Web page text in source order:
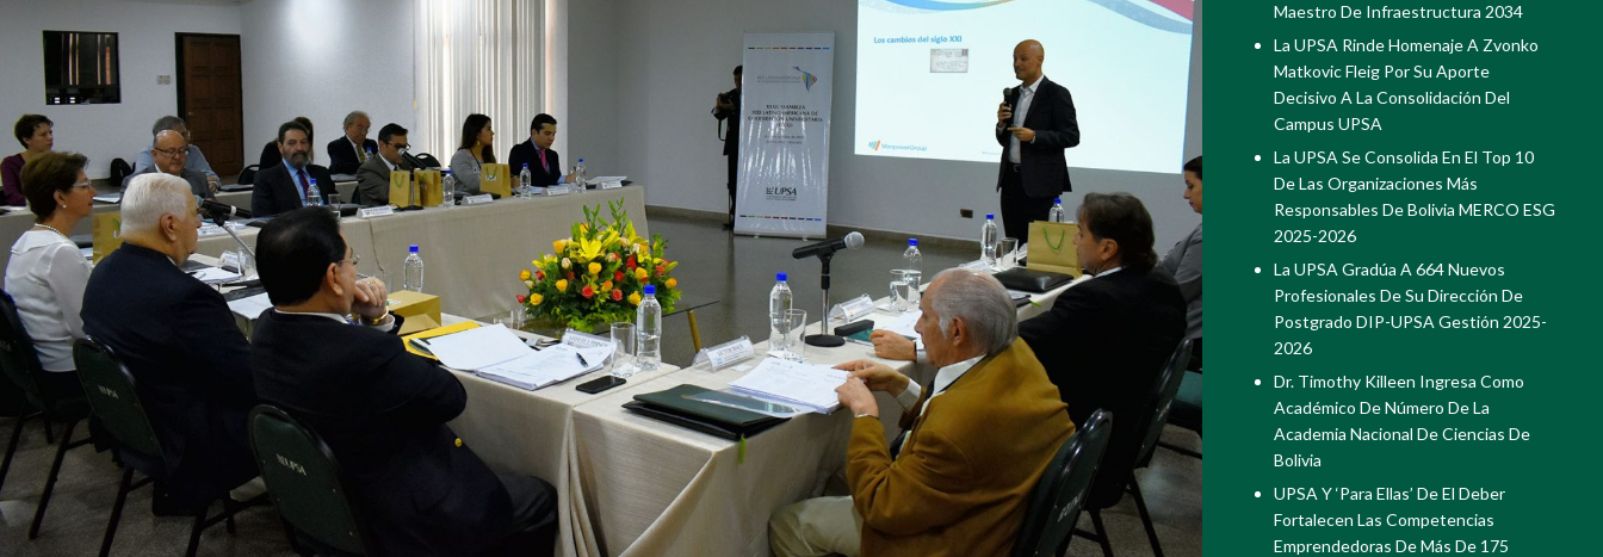
Maestro De Infraestructura 2034
La UPSA Rinde Homenaje A Zvonko
Matkovic Fleig Por Su Aporte
Decisivo A La Consolidación Del
Campus UPSA
La UPSA Se Consolida En El Top 10
De Las Organizaciones Más
Responsables De Bolivia MERCO ESG
2025-2026
La UPSA Gradúa A 664 Nuevos
Profesionales De Su Dirección De
Postgrado DIP-UPSA Gestión 2025-
2026
Dr. Timothy Killeen Ingresa Como
Académico De Número De La
Academia Nacional De Ciencias De
Bolivia
UPSA Y ‘Para Ellas’ De El Deber
Fortalecen Las Competencias
Emprendedoras De Más De 175